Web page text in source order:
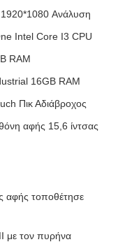
Ανάλυση
Intel Core I3 CPU
RAM
16GB RAM
Πικ Αδιάβροχος
αφής 15,6 ίντσας
αφής τοποθέτησε
με τον πυρήνα